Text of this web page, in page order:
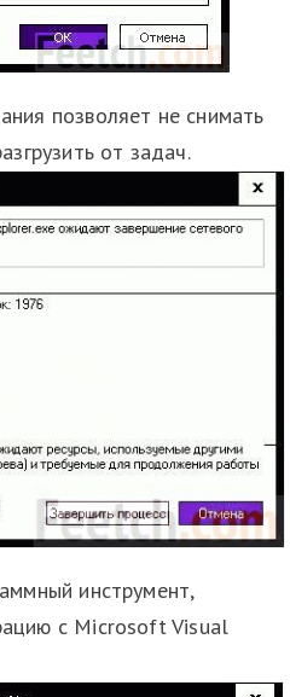
позволяет не снимать
от задач.
инструмент,
с Microsoft Visual